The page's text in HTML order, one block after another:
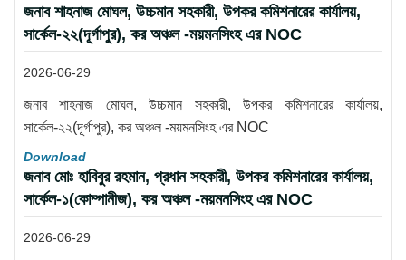
জনাব শাহনাজ মোঘল, উচ্চমান সহকারী, উপকর কমিশনারের কার্যালয়,
সার্কেল-২২(দূর্গাপুর), কর অঞ্চল -ময়মনসিংহ এর NOC
2026-06-29
জনাব শাহনাজ মোঘল, উচ্চমান সহকারী, উপকর কমিশনারের কার্যালয়,
সার্কেল-২২(দূর্গাপুর), কর অঞ্চল -ময়মনসিংহ এর NOC
Download
জনাব মোঃ হাবিবুর রহমান, প্রধান সহকারী, উপকর কমিশনারের কার্যালয়,
সার্কেল-১(কোম্পানীজ), কর অঞ্চল -ময়মনসিংহ এর NOC
2026-06-29